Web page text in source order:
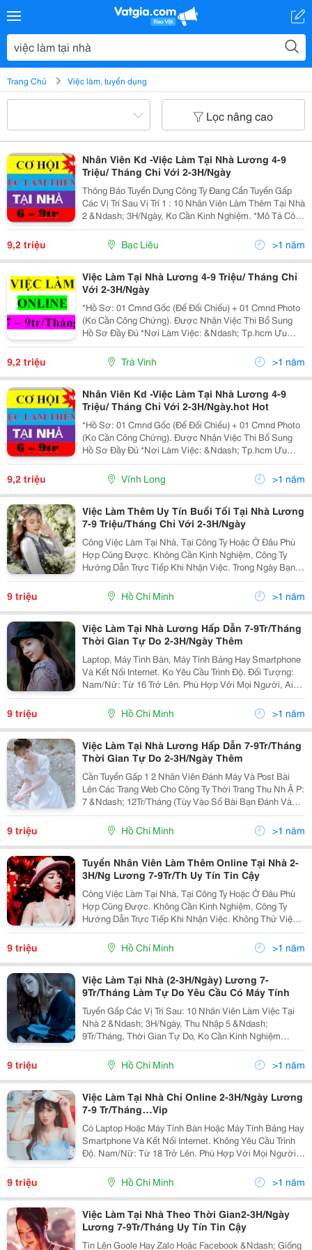
Trang Chủ Việc làm, tuyển dụng
Lọc nâng cao
Nhân Viên Kd -Việc Làm Tại Nhà Lương 4-9
Triệu/ Tháng Chỉ Với 2-3H/Ngày
Thông Báo Tuyển Dụng Công Ty Đang Cẩn Tuyển Gấp
Các Vị Trí Sau Vị Trí 1 : 10 Nhân Viên Làm Thêm Tại Nhà
2 &Ndash; 3H/Ngày, Ko Cần Kinh Nghiệm. *Mô Tả Công
Việc: Gõ Mã Sản Phẩm: Việc Của Bạn Là Gõ Mã Sản
Phẩm Cho Hệ Thống Website, 1 Mã Sản
9,2 triệu Bạc Liêu >1 năm
Việc Làm Tại Nhà Lương 4-9 Triệu/ Tháng Chỉ
Với 2-3H/Ngày
*Hồ Sơ: 01 Cmnd Gốc (Để Đối Chiếu) + 01 Cmnd Photo
(Ko Cần Công Chứng). Được Nhận Việc Thì Bổ Sung
Hồ Sơ Đầy Đủ *Nơi Làm Việc: &Ndash; Tp.hcm Ưu
Tiên Điện Thoại Trực Tiếp: Diễm My 0898.9808.41 Email
: Truongphongnhansucongty@Gmail.com
9,2 triệu Trà Vinh >1 năm
Nhân Viên Kd -Việc Làm Tại Nhà Lương 4-9
Triệu/ Tháng Chỉ Với 2-3H/Ngày.hot Hot
*Hồ Sơ: 01 Cmnd Gốc (Để Đối Chiếu) + 01 Cmnd Photo
(Ko Cần Công Chứng). Được Nhận Việc Thì Bổ Sung
Hồ Sơ Đầy Đủ *Nơi Làm Việc: &Ndash; Tp.hcm Ưu
Tiên Điện Thoại Trực Tiếp: Diễm My 0898.9808.41 Email
: Truongphongnhansucongty@Gmail.com
9,2 triệu Vĩnh Long >1 năm
Việc Làm Thêm Uy Tín Buổi Tối Tại Nhà Lương
7-9 Triệu/Tháng Chỉ Với 2-3H/Ngày
Công Việc Làm Tại Nhà, Tại Công Ty Hoặc Ở Đâu Phù
Hợp Cũng Được. Không Cần Kinh Nghiệm, Công Ty
Hướng Dẫn Trực Tiếp Khi Nhận Việc. Trong Ngày Bạn
Có Thể Làm Việc Lúc Nào Cũng Được, Không Yêu Cầu
Làm Việc Liên Tục. Công Việc Ổn Định Và Có Thể...
9 triệu Hồ Chí Minh >1 năm
Việc Làm Tại Nhà Lương Hấp Dẫn 7-9Tr/Tháng
Thời Gian Tự Do 2-3H/Ngày Thêm
Laptop, Máy Tình Bàn, Máy Tính Bảng Hay Smartphone
Và Kết Nối Internet. Ko Yêu Cầu Trình Độ. Đối Tượng:
Nam/Nữ: Từ 16 Trở Lên. Phù Hợp Với Mọi Người, Ai
Có Thời Gian Rảnh. Sinh Viên, Nhân Viên Văn Phòng,
Lao Động Phổ Thông, Nội Trợ Và Thất...
9 triệu Hồ Chí Minh >1 năm
Việc Làm Tại Nhà Lương Hấp Dẫn 7-9Tr/Tháng
Thời Gian Tự Do 2-3H/Ngày Thêm
Cần Tuyển Gấp 1 2 Nhân Viên Đánh Máy Và Post Bài
Lên Các Trang Web Cho Công Ty Thời Trang Thu Nh Ậ P:
7 &Ndash; 12Tr/Tháng (Tùy Vào Số Bài Bạn Đánh Và
Đăng Cho Công Ty). Lương Lãnh Theo Tuần Chuyển Qua
Ngân Hàng Hoặc Nhận Trực Tiếp Tại Cty. ...
9 triệu Hồ Chí Minh >1 năm
Tuyển Nhân Viên Làm Thêm Online Tại Nhà 2-
3H/Ng Lương 7-9Tr/Th Uy Tín Tin Cậy
Công Việc Làm Tại Nhà, Tại Công Ty Hoặc Ở Đâu Phù
Hợp Cũng Được. Không Cần Kinh Nghiệm, Công Ty
Hướng Dẫn Trực Tiếp Khi Nhận Việc. Không Thử Việc.
Trong Ngày Bạn Có Thể Làm Việc Lúc Nào Cũng Được,
Không Yêu Cầu Làm Việc Liên Tục. Công Việc...
9 triệu Hồ Chí Minh >1 năm
Việc Làm Tại Nhà (2-3H/Ngày) Lương 7-
9Tr/Tháng Làm Tự Do Yêu Cầu Có Máy Tính
Tuyển Gấp Các Vị Trí Sau: 10 Nhân Viên Làm Việc Tại
Nhà 2 &Ndash; 3H/Ngày, Thu Nhập 5 &Ndash;
9Tr/Tháng, Thời Gian Tự Do, Ko Cần Kinh Nghiệm
&Ndash; Kỹ Năng Hay Bằng Cấp Những Đặc Điểm
Chung Của 2 Vị Trí Công Việc Sau: Yêu Cầu: Có
Laptop,...
9 triệu Hồ Chí Minh >1 năm
Việc Làm Tại Nhà Chỉ Online 2-3H/Ngày Lương
7-9 Tr/Tháng…Vip
Có Laptop Hoặc Máy Tính Bàn Hoặc Máy Tính Bảng Hay
Smartphone Và Kết Nối Internet. Không Yêu Cầu Trình
Độ. Nam/Nữ: Từ 18 Trở Lên. Phù Hợp Với Mọi Người,
Ai Có Thời Gian Rảnh, Sinh Viên, Nhân Viên Văn
Phòng, Lao Động Phổ Thông, Nội Trợ Và Thất...
9 triệu Hồ Chí Minh >1 năm
Việc Làm Tại Nhà Theo Thời Gian2-3H/Ngày
Lương 7-9Tr/Tháng Uy Tín Tin Cậy
Tin Lên Goole Hay Zalo Hoặc Facebook &Ndash; Giống